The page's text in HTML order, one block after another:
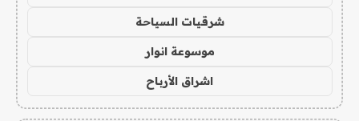
شرقيات السياحة
موسوعة انوار
اشراق الأرباح